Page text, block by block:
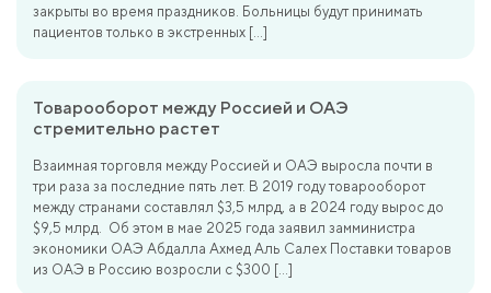
закрыты во время праздников. Больницы будут принимать
пациентов только в экстренных […]
Товарооборот между Россией и ОАЭ
стремительно растет
Взаимная торговля между Россией и ОАЭ выросла почти в
три раза за последние пять лет. В 2019 году товарооборот
между странами составлял $3,5 млрд, а в 2024 году вырос до
$9,5 млрд. Об этом в мае 2025 года заявил замминистра
экономики ОАЭ Абдалла Ахмед Аль Салех Поставки товаров
из ОАЭ в Россию возросли с $300 […]